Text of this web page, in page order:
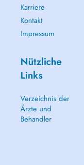
Karriere
Kontakt
Impressum
Nützliche
Links
Verzeichnis der
Ärzte und
Behandler